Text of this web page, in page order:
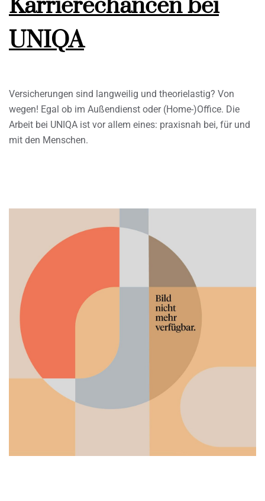
Karrierechancen bei
UNIQA
Versicherungen sind langweilig und theorielastig? Von
wegen! Egal ob im Außendienst oder (Home-)Office. Die
Arbeit bei UNIQA ist vor allem eines: praxisnah bei, für und
mit den Menschen.